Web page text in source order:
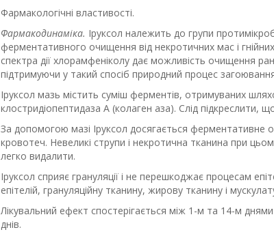
Фармакологічні властивості.
Фармакодинаміка. Iруксол належить до групи
ферментативного очищення від некротичних мас і
спектра дії хлорамфеніколу дає можливість очищення
підтримуючи у такий спосіб природний процес
Iруксол мазь містить суміш ферментів, отримуваних
клостридіопептидаза А (колаген аза). Слід підкреслити,
За допомогою мазі Iруксол досягається ферментативне
кровотеч. Невеликі струпи і некротична тканина при
легко видалити.
Iруксол сприяє грануляції і не перешкоджає процесам
епітелій, грануляційну тканину, жирову тканину і
Лікувальний ефект спостерігається між 1-м та 14-м
днів.